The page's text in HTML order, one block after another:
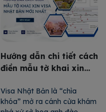
duyệt thông tin và mục đích
nhập cảnh của bạn. Trong
Hướng dẫn chi tiết cách
điền mẫu tờ khai xin
nhất
Visa Nhật Bản là “chìa
khóa” mở ra cánh cửa khám